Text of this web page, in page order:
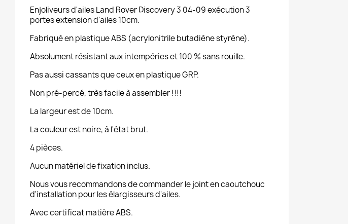
Enjoliveurs d'ailes Land Rover Discovery 3 04-09 exécution 3
portes extension d'ailes 10cm.
Fabriqué en plastique ABS (acrylonitrile butadiène styrène).
Absolument résistant aux intempéries et 100 % sans rouille.
Pas aussi cassants que ceux en plastique GRP.
Non pré-percé, très facile à assembler !!!!
La largeur est de 10cm.
La couleur est noire, à l'état brut.
4 pièces.
Aucun matériel de fixation inclus.
Nous vous recommandons de commander le joint en caoutchouc
d'installation pour les élargisseurs d'ailes.
Avec certificat matière ABS.